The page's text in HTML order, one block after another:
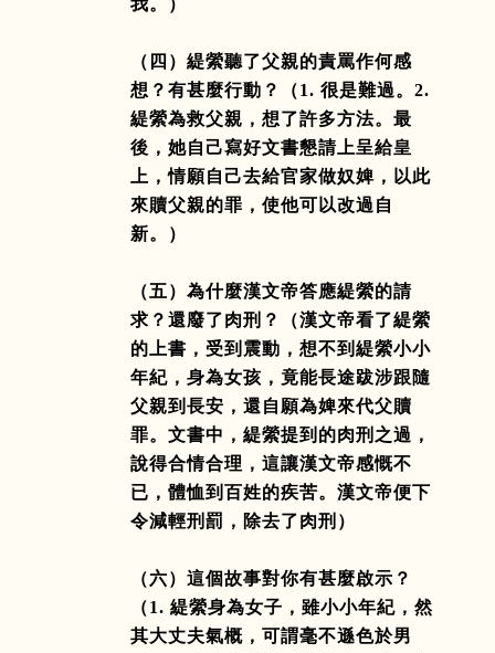
（四）緹縈聽了父親的責罵作何感
想？有甚麼行動？（1.很是難過。2.
緹縈為救父親，想了許多方法。最
後，她自己寫好文書懇請上呈給皇
上，情願自己去給官家做奴婢，以此
來贖父親的罪，使他可以改過自
新。）
（五）為什麼漢文帝答應緹縈的請
求？還廢了肉刑？（漢文帝看了緹縈
的上書，受到震動，想不到緹縈小小
年紀，身為女孩，竟能長途跋涉跟隨
父親到長安，還自願為婢來代父贖
罪。文書中，緹縈提到的肉刑之過，
說得合情合理，這讓漢文帝感慨不
已，體恤到百姓的疾苦。漢文帝便下
令減輕刑罰，除去了肉刑）
（六）這個故事對你有甚麼啟示？
（1.緹縈身為女子，雖小小年紀，然
其大丈夫氣概，可謂毫不遜色於男